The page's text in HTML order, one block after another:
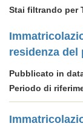
Stai filtrando per
residenza del
Pubblicato in
Periodo di